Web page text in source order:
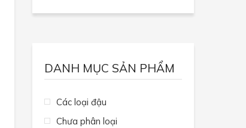
DANH MỤC SẢN PHẨM
Các loại đậu
Chưa phân loại